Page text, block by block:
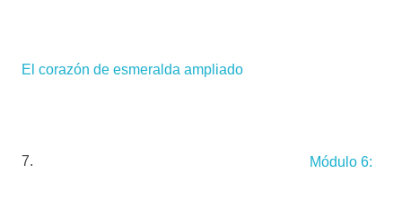
El corazón de esmeralda ampliado
Módulo 6: